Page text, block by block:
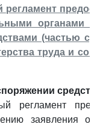
органами
(частью
труда и
регламент
заявления